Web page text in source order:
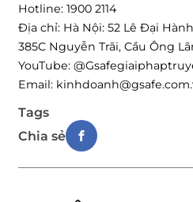
Hotline: 1900 2114
Địa chỉ: Hà Nội: 52 Lê Đại
385C Nguyễn Trãi, Cầu Ông
YouTube:
Email:
Tags
Chia sẻ